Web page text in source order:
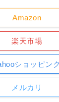
Amazon
楽天市場
ショッピン
メルカリ